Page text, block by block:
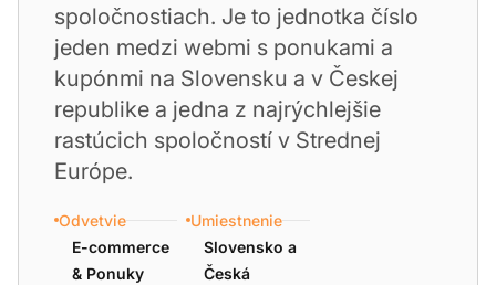
spoločnostiach. Je to jednotka číslo
jeden medzi webmi s ponukami a
kupónmi na Slovensku a v Českej
republike a jedna z najrýchlejšie
rastúcich spoločností v Strednej
Európe.
Odvetvie
E-commerce
& Ponuky
Umiestnenie
Slovensko a
Česká